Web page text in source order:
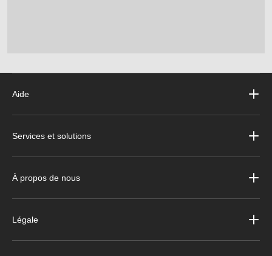
Aide
Services et solutions
À propos de nous
Légale